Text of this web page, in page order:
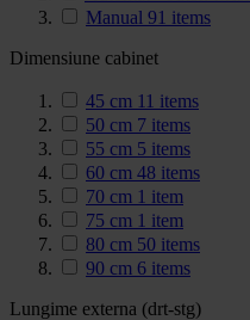
Manual 91 items
Dimensiune cabinet
45 cm 11 items
50 cm 7 items
55 cm 5 items
60 cm 48 items
70 cm 1 item
75 cm 1 item
80 cm 50 items
90 cm 6 items
Lungime externa (drt-stg)